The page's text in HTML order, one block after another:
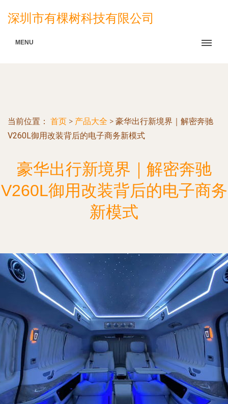
深圳市有棵树科技有限公司
MENU
当前位置： 首页 > 产品大全 > 豪华出行新境界｜解密奔驰
V260L御用改装背后的电子商务新模式
豪华出行新境界｜解密奔驰
V260L御用改装背后的电子商务
新模式